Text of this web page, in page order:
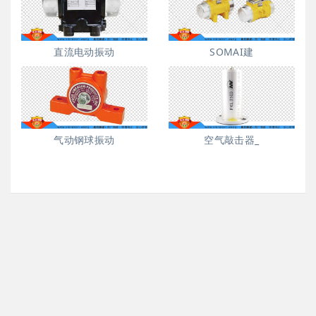
直流电动振动 SOMAI建
气动钢球振动 空气敲击器_